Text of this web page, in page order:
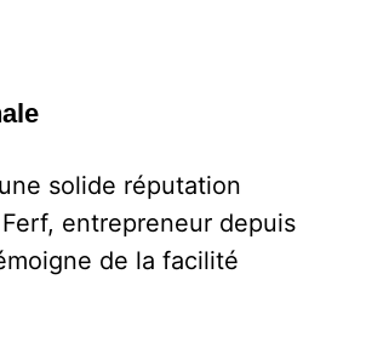
solide réputation
entrepreneur depuis
de la facilité